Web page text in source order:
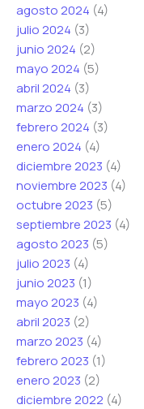
agosto 2024 (4)
julio 2024 (3)
junio 2024 (2)
mayo 2024 (5)
abril 2024 (3)
marzo 2024 (3)
febrero 2024 (3)
enero 2024 (4)
diciembre 2023 (4)
noviembre 2023 (4)
octubre 2023 (5)
septiembre 2023 (4)
agosto 2023 (5)
julio 2023 (4)
junio 2023 (1)
mayo 2023 (4)
abril 2023 (2)
marzo 2023 (4)
febrero 2023 (1)
enero 2023 (2)
diciembre 2022 (4)